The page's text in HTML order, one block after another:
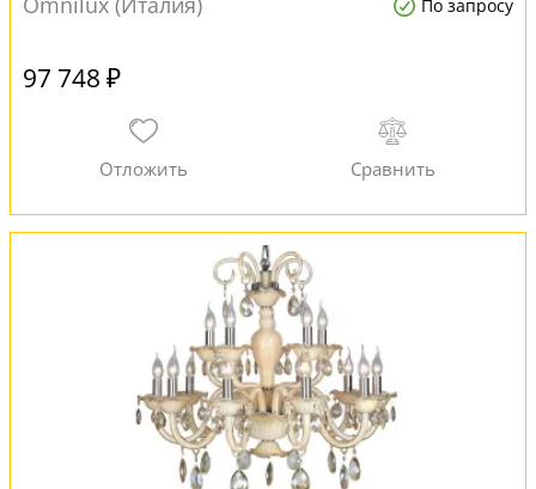
По запросу
97 748 ₽